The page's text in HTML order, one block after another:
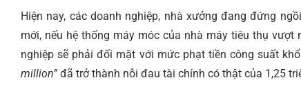
Hiện nay, các doanh nghiệp, nhà xưởng đang đứng
mới, nếu hệ thống máy móc của nhà máy tiêu thụ
nghiệp sẽ phải đối mặt với mức phạt tiền công suất
million” đã trở thành nỗi đau tài chính có thật của 1,25